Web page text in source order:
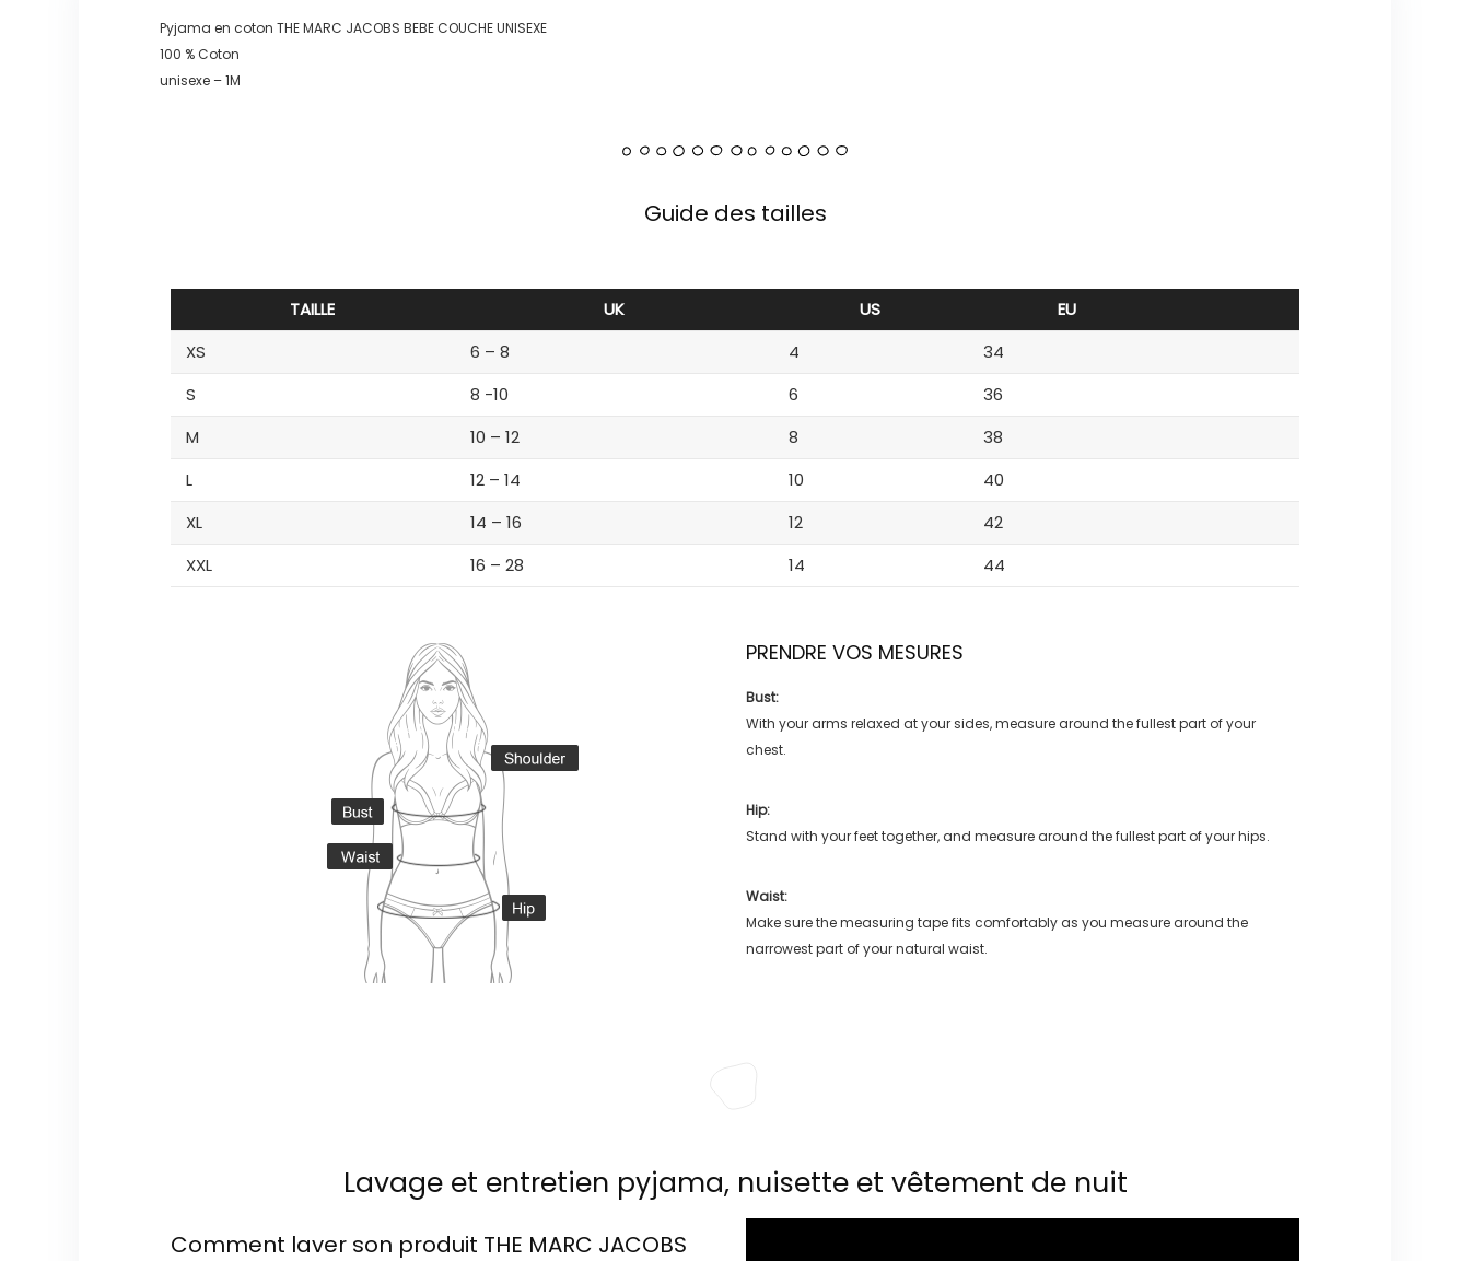
Pyjama en coton THE MARC JACOBS BEBE COUCHE UNISEXE
100 % Coton
unisexe – 1M
Guide des tailles
TAILLE UK US
EU
XS
6 – 8 4
34
S
8 -10 6
36
M
10 – 12 8
38
L
12 – 14 10
40
XL
14 – 16 12
42
XXL
16 – 28 14 44
PRENDRE VOS MESURES
Bust:
With your arms relaxed at your sides, measure around the fullest part of your
chest.
Hip:
Stand with your feet together, and measure around the fullest part of your hips.
Waist:
Make sure the measuring tape fits comfortably as you measure around the
narrowest part of your natural waist.
Lavage et entretien pyjama, nuisette et vêtement de nuit
Comment laver son produit THE MARC JACOBS